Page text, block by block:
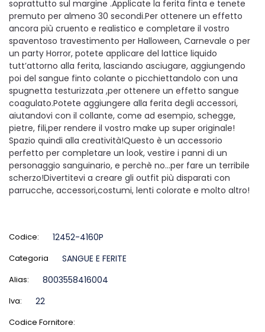
soprattutto sul margine .Applicate la ferita finta e tenete
premuto per almeno 30 secondi.Per ottenere un effetto
ancora più cruento e realistico e completare il vostro
spaventoso travestimento per Halloween, Carnevale o per
un party Horror, potete applicare del lattice liquido
tutt’attorno alla ferita, lasciando asciugare, aggiungendo
poi del sangue finto colante o picchiettandolo con una
spugnetta testurizzata ,per ottenere un effetto sangue
coagulato.Potete aggiungere alla ferita degli accessori,
aiutandovi con il collante, come ad esempio, schegge,
pietre, fili,per rendere il vostro make up super originale!
Spazio quindi alla creatività!Questo è un accessorio
perfetto per completare un look, vestire i panni di un
personaggio sanguinario, e perchè no…per fare un terribile
scherzo!Divertitevi a creare gli outfit più disparati con
parrucche, accessori,costumi, lenti colorate e molto altro!
Codice: 12452-4160P
Categoria SANGUE E FERITE
Alias: 8003558416004
Iva: 22
Codice Fornitore: